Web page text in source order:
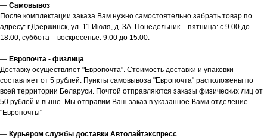
— Самовывоз
После комплектации заказа Вам нужно самостоятельно забрать товар по
адресу: г.Дзержинск, ул. 11 Июля, д. 3А. Понедельник – пятница: с 9.00 до
18.00, суббота – воскресенье: 9.00 до 15.00.
— Европочта - физлица
Доставку осуществляет "Европочта". Стоимость доставки и упаковки
составляет от 5 рублей. Пункты самовывоза "Европочта" расположены по
всей территории Беларуси. Почтой отправляются заказы физических лиц от
50 рублей и выше. Мы отправим Ваш заказ в указанное Вами отделение
"Европочты"
— Курьером службы доставки Автолайтэкспресс